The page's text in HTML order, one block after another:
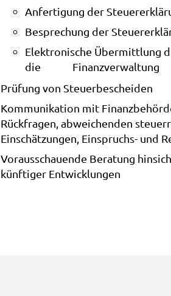
Anfertigung der
Besprechung der
Elektronische Übermittlung
die Finanzverwaltung
Prüfung von Steuerbescheiden
Kommunikation mit
Rückfragen, abweichenden
Einschätzungen, Einspruchs- und
Vorausschauende Beratung
künftiger Entwicklungen